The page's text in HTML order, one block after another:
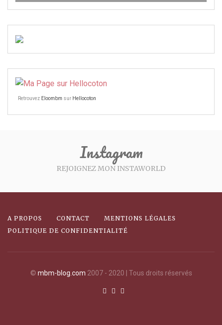
Retrouvez Eloombm sur Hellocoton
Instagram
REJOIGNEZ MON INSTAWORLD
A PROPOS CONTACT
MENTIONS LÉGALES
POLITIQUE DE CONFIDENTIALITÉ
© mbm-blog.com 2007 - 2020 | Tous droits réservés